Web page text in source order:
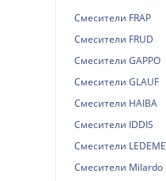
Смесители FRAP
Смесители FRUD
Смесители GAPPO
Смесители GLAUF
Смесители HAIBA
Смесители IDDIS
Смесители LEDEME
Смесители Milardo